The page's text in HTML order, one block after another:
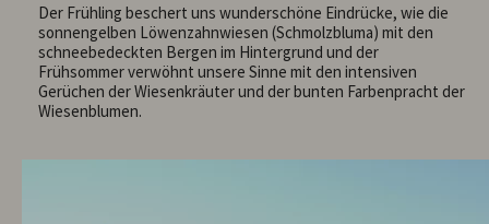
Der Frühling beschert uns wunderschöne Eindrücke, wie die
sonnengelben Löwenzahnwiesen (Schmolzbluma) mit den
schneebedeckten Bergen im Hintergrund und der
Frühsommer verwöhnt unsere Sinne mit den intensiven
Gerüchen der Wiesenkräuter und der bunten Farbenpracht der
Wiesenblumen.